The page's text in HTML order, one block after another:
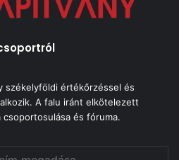
székelyföldi értékőrzéssel és
A falu iránt elkötelezett
csoportosulása és fóruma.